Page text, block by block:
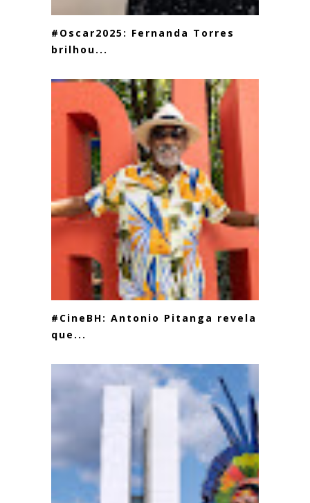
#Oscar2025: Fernanda Torres
brilhou...
#CineBH: Antonio Pitanga revela
que...